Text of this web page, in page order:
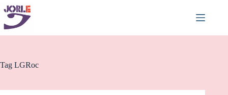
Pular
para
conteúdo
Tag LGRoc